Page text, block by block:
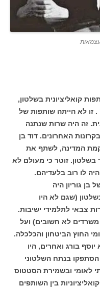
קואליציונית בשלטון,
זו לא הייתה שותפות של
זה היה שרות שנתנה
האחרונים. דוד בן
המדינה, לשתף את
זוטר כי מעולם לא
לו רוב בלעדיהם.
בן גוריון היה
(שגם לא היו
צבאי לתלמידי ישיבות.
לא חשובים) ועל
החוץ הביטחון והכלכלה.
בורג ואחרים, היו
הסתפקו בנתח השלטוני
לאומי ובשמירת הסטטוס
בין השותפים